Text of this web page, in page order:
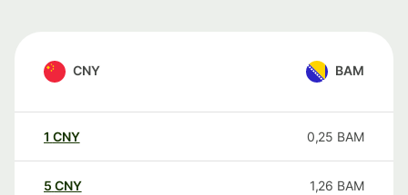
CNY BAM
1 CNY 0,25 BAM
5 CNY 1,26 BAM